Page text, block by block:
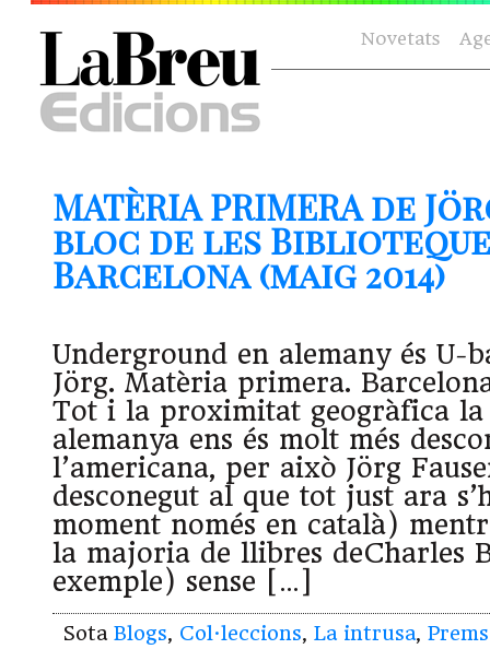
Novetats
MATÈRIA PRIMERA de
bloc de les
Barcelona (maig 2014)
Underground en alemany és U-
Jörg. Matèria primera.
Tot i la proximitat geogràfica
alemanya ens és molt més
l’americana, per això Jörg
desconegut al que tot just ara
moment només en català)
la majoria de llibres deCharles
exemple) sense […]
Sota Blogs, Col·leccions, La intrusa,